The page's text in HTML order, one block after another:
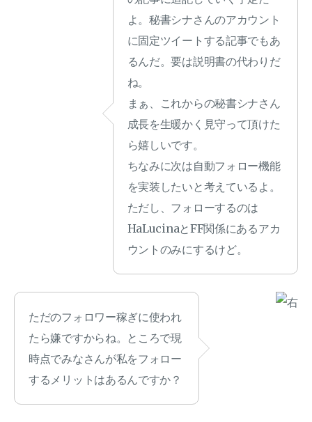
よ。秘書シナさんのアカウント
に固定ツイートする記事でもあ
るんだ。要は説明書の代わりだ
ね。
まぁ、これからの秘書シナさん
成長を生暖かく見守って頂けた
ら嬉しいです。
ちなみに次は自動フォロー機能
を実装したいと考えているよ。
ただし、フォローするのは
HaLucinaとFF関係にあるアカ
ウントのみにするけど。
ただのフォロワー稼ぎに使われ
たら嫌ですからね。ところで現
時点でみなさんが私をフォロー
するメリットはあるんですか？